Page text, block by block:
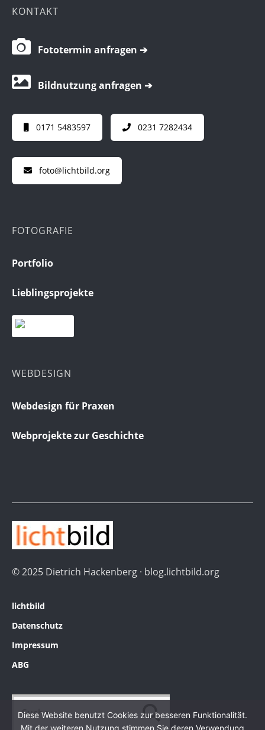
KONTAKT
Fototermin anfragen ➔
Bildnutzung anfragen ➔
0171 5483597 0231 7282434
foto@lichtbild.org
FOTOGRAFIE
Portfolio
Lieblingsprojekte
WEBDESIGN
Webdesign für Praxen
Webprojekte zur Geschichte
© 2025 Dietrich Hackenberg · blog.lichtbild.org
lichtbild
Datenschutz
Impressum
ABG
Diese Website benutzt Cookies zur besseren Funktionalität.
Mit der weiteren Nutzung stimmen Sie deren Verwendung